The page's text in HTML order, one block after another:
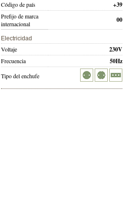
Código de país +39
Prefijo de marca
internacional
00
Electricidad
Voltaje 230V
Frecuencia 50Hz
Tipo del enchufe